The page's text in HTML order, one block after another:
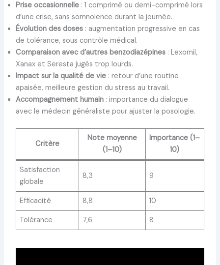
Prise occasionnelle: 1 comprimé ou demi-comprimé lors
d’une crise, sans somnolence durant la journée.
Évolution des doses: augmentation progressive en cas
de tolérance, sous contrôle médical.
Comparaison avec d’autres benzodiazépines: Lexomil,
Xanax et Seresta jugés trop lourds.
Impact sur la qualité de vie: retour d’une routine
apaisée, meilleure gestion du stress au travail.
Accompagnement humain: importance du dialogue
avec le médecin généraliste pour ajuster la posologie.
Critère
Note moyenne
(1–10)
Importance (1–
10)
Satisfaction
globale
8,3 9
Efficacité 8,8 10
Tolérance 7,6 8